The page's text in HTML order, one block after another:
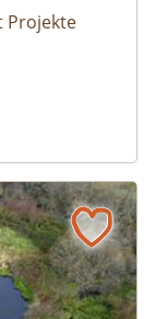
Projekte
2023-